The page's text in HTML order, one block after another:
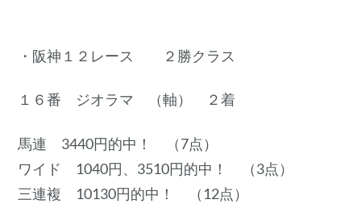
・阪神１２レース ２勝クラス
１６番 ジオラマ （軸） ２着
馬連 3440円的中！ （7点）
ワイド 1040円、3510円的中！ （3点）
三連複 10130円的中！ （12点）